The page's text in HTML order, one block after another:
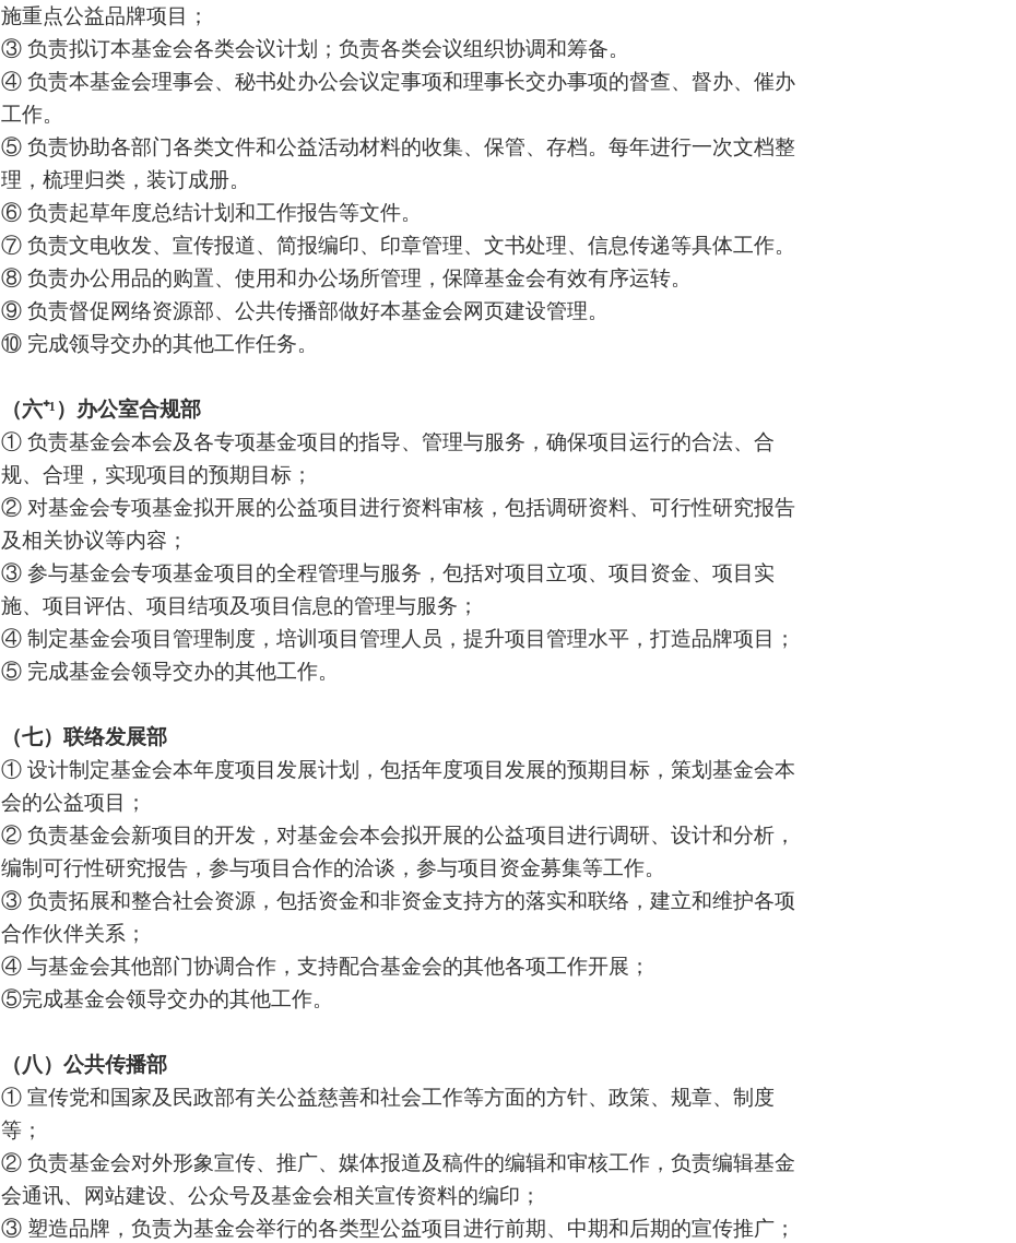
施重点公益品牌项目；
③ 负责拟订本基金会各类会议计划；负责各类会议组织协调和筹备。
④ 负责本基金会理事会、秘书处办公会议定事项和理事长交办事项的督查、督办、催办
工作。
⑤ 负责协助各部门各类文件和公益活动材料的收集、保管、存档。每年进行一次文档整
理，梳理归类，装订成册。
⑥ 负责起草年度总结计划和工作报告等文件。
⑦ 负责文电收发、宣传报道、简报编印、印章管理、文书处理、信息传递等具体工作。
⑧ 负责办公用品的购置、使用和办公场所管理，保障基金会有效有序运转。
⑨ 负责督促网络资源部、公共传播部做好本基金会网页建设管理。
⑩ 完成领导交办的其他工作任务。
（六⁺¹）办公室合规部
① 负责基金会本会及各专项基金项目的指导、管理与服务，确保项目运行的合法、合
规、合理，实现项目的预期目标；
② 对基金会专项基金拟开展的公益项目进行资料审核，包括调研资料、可行性研究报告
及相关协议等内容；
③ 参与基金会专项基金项目的全程管理与服务，包括对项目立项、项目资金、项目实
施、项目评估、项目结项及项目信息的管理与服务；
④ 制定基金会项目管理制度，培训项目管理人员，提升项目管理水平，打造品牌项目；
⑤ 完成基金会领导交办的其他工作。
（七）联络发展部
① 设计制定基金会本年度项目发展计划，包括年度项目发展的预期目标，策划基金会本
会的公益项目；
② 负责基金会新项目的开发，对基金会本会拟开展的公益项目进行调研、设计和分析，
编制可行性研究报告，参与项目合作的洽谈，参与项目资金募集等工作。
③ 负责拓展和整合社会资源，包括资金和非资金支持方的落实和联络，建立和维护各项
合作伙伴关系；
④ 与基金会其他部门协调合作，支持配合基金会的其他各项工作开展；
⑤完成基金会领导交办的其他工作。
（八）公共传播部
① 宣传党和国家及民政部有关公益慈善和社会工作等方面的方针、政策、规章、制度
等；
② 负责基金会对外形象宣传、推广、媒体报道及稿件的编辑和审核工作，负责编辑基金
会通讯、网站建设、公众号及基金会相关宣传资料的编印；
③ 塑造品牌，负责为基金会举行的各类型公益项目进行前期、中期和后期的宣传推广；